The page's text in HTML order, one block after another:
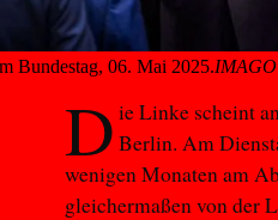
Bundestag, 06. Mai 2025.
D ie Linke scheint
Berlin. Am
wenigen Monaten am
gleichermaßen von der